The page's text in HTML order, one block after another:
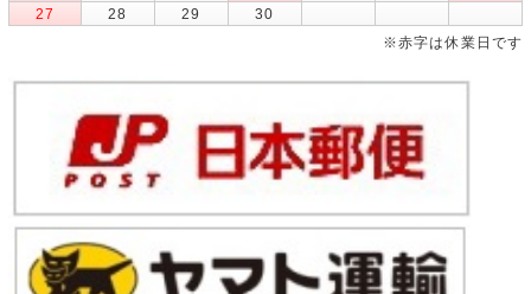
27
28 29
30
※赤字は休業日です